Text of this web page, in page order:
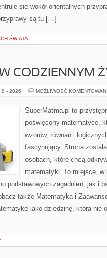
się wokół orientalnych
są tu […]
ŚWIATA
CODZIENNYM
8 - 2026 MOŻLIWOŚĆ
SuperMatma.pl to
poświęcony matematyce,
wzorów, równań i
fascynujący. Strona
osobach, które chcą
matematyki. To miejsce,
podstawowych zagadnień, jak i
także Matematyka i
jako dziedzinę, która nie